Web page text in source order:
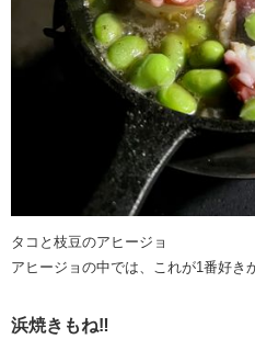
タコと枝豆のアヒージョ
アヒージョの中では、これが1番好き
浜焼きもね‼️